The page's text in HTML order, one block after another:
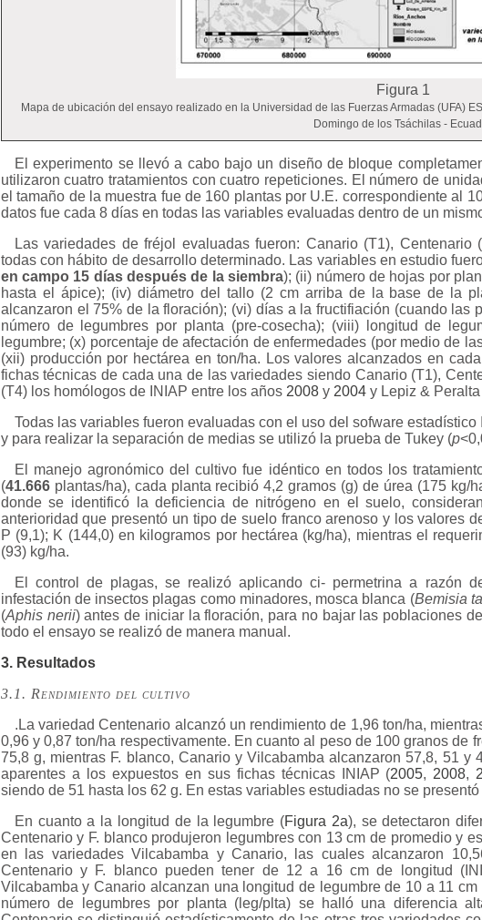
Figura 1
Mapa de ubicación del ensayo realizado en la Universidad de las Fuerzas Armadas (UFA)
Domingo de los Tsáchilas -
El experimento se llevó a cabo bajo un diseño de bloque
utilizaron cuatro tratamientos con cuatro repeticiones. El número de
el tamaño de la muestra fue de 160 plantas por U.E. correspondiente al
datos fue cada 8 días en todas las variables evaluadas dentro de un
Las variedades de fréjol evaluadas fueron: Canario (T1),
todas con hábito de desarrollo determinado. Las variables en estudio
en campo 15 días después de la siembra); (ii) número de hojas por
hasta el ápice); (iv) diámetro del tallo (2 cm arriba de la base de la
alcanzaron el 75% de la floración); (vi) días a la fructifiación (cuando las
número de legumbres por planta (pre-cosecha); (viii) longitud de
legumbre; (x) porcentaje de afectación de enfermedades (por medio de
(xii) producción por hectárea en ton/ha. Los valores alcanzados en
fichas técnicas de cada una de las variedades siendo Canario (T1),
(T4) los homólogos de INIAP entre los años 2008 y 2004y Lepiz & Peralta
Todas las variables fueron evaluadas con el uso del sofware
y para realizar la separación de medias se utilizó la prueba de Tukey (p
El manejo agronómico del cultivo fue idéntico en todos los
(41.666plantas/ha), cada planta recibió 4,2 gramos (g) de úrea (175 kg/
donde se identificó la deficiencia de nitrógeno en el suelo,
anterioridad que presentó un tipo de suelo franco arenoso y los valores
P (9,1); K (144,0) en kilogramos por hectárea (kg/ha), mientras el
(93) kg/ha.
El control de plagas, se realizó aplicando ci- permetrina a razón
infestación de insectos plagas como minadores, mosca blanca (Bemisia
(Aphis nerii) antes de iniciar la floración, para no bajar las poblaciones
todo el ensayo se realizó de manera manual.
3. Resultados
3.1. Rendimiento del cultivo
.La variedad Centenario alcanzó un rendimiento de 1,96 ton/ha,
0,96 y 0,87 ton/ha respectivamente. En cuanto al peso de 100 granos de
75,8 g, mientras F. blanco, Canario y Vilcabamba alcanzaron 57,8, 51 y
aparentes a los expuestos en sus fichas técnicas INIAP (2005, 2008,
siendo de 51 hasta los 62 g. En estas variables estudiadas no se
En cuanto a la longitud de la legumbre (Figura 2a), se detectaron
Centenario y F. blanco produjeron legumbres con 13 cm de promedio y
en las variedades Vilcabamba y Canario, las cuales alcanzaron
Centenario y F. blanco pueden tener de 12 a 16 cm de longitud
Vilcabamba y Canario alcanzan una longitud de legumbre de 10 a 11
número de legumbres por planta (leg/plta) se halló una diferencia